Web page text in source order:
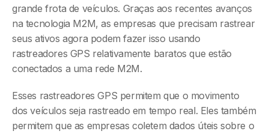
grande frota de veículos. Graças aos recentes avanços
na tecnologia M2M, as empresas que precisam rastrear
seus ativos agora podem fazer isso usando
rastreadores GPS relativamente baratos que estão
conectados a uma rede M2M.
Esses rastreadores GPS permitem que o movimento
dos veículos seja rastreado em tempo real. Eles também
permitem que as empresas coletem dados úteis sobre o